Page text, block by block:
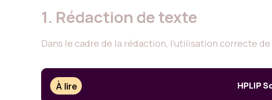
1. Rédaction de texte
Dans le cadre de la rédaction, l’utilisation correcte
À lire HPLIP